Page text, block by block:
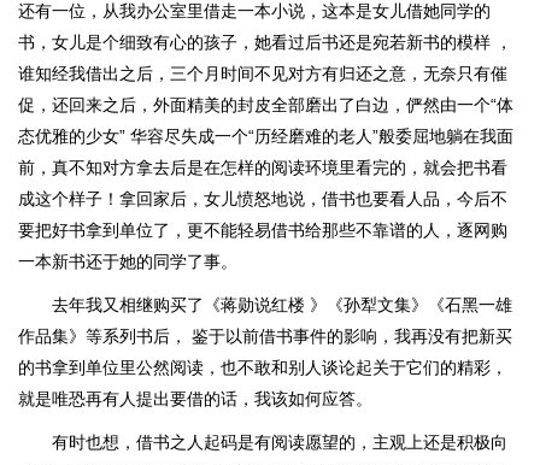
还有一位，从我办公室里借走一本小说，这本是女儿借她同学的
书，女儿是个细致有心的孩子，她看过后书还是宛若新书的模样 ，
谁知经我借出之后，三个月时间不见对方有归还之意，无奈只有催
促，还回来之后，外面精美的封皮全部磨出了白边，俨然由一个“体
态优雅的少女” 华容尽失成一个“历经磨难的老人”般委屈地躺在我面
前，真不知对方拿去后是在怎样的阅读环境里看完的，就会把书看
成这个样子！拿回家后，女儿愤怒地说，借书也要看人品，今后不
要把好书拿到单位了，更不能轻易借书给那些不靠谱的人，逐网购
一本新书还于她的同学了事。
去年我又相继购买了《蒋勋说红楼 》《孙犁文集》《石黑一雄
作品集》等系列书后， 鉴于以前借书事件的影响，我再没有把新买
的书拿到单位里公然阅读，也不敢和别人谈论起关于它们的精彩，
就是唯恐再有人提出要借的话，我该如何应答。
有时也想，借书之人起码是有阅读愿望的，主观上还是积极向